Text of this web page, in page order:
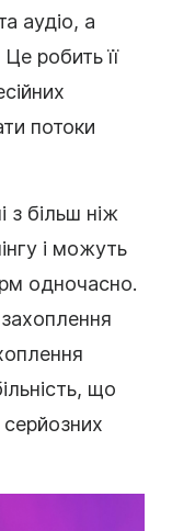
аудіо, а
робить її
потоки
з більш ніж
і можуть
одночасно.
що